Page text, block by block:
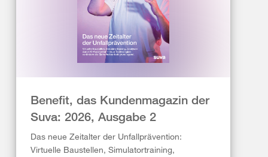
Benefit, das Kundenmagazin der
Suva: 2026, Ausgabe 2
Das neue Zeitalter der Unfallprävention:
Virtuelle Baustellen, Simulatortraining,